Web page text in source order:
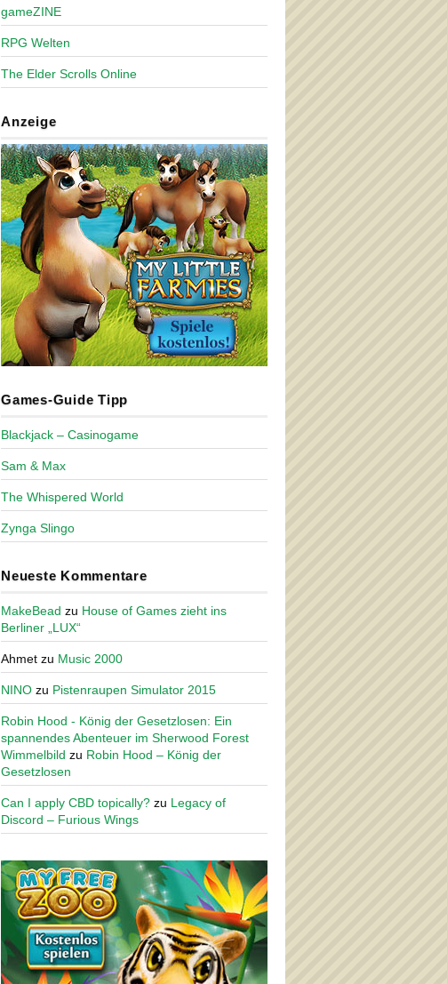
gameZINE
RPG Welten
The Elder Scrolls Online
Anzeige
Games-Guide Tipp
Blackjack – Casinogame
Sam & Max
The Whispered World
Zynga Slingo
Neueste Kommentare
MakeBead zu House of Games zieht ins
Berliner „LUX“
Ahmet zu Music 2000
NINO zu Pistenraupen Simulator 2015
Robin Hood - König der Gesetzlosen: Ein
spannendes Abenteuer im Sherwood Forest
Wimmelbild zu Robin Hood – König der
Gesetzlosen
Can I apply CBD topically? zu Legacy of
Discord – Furious Wings